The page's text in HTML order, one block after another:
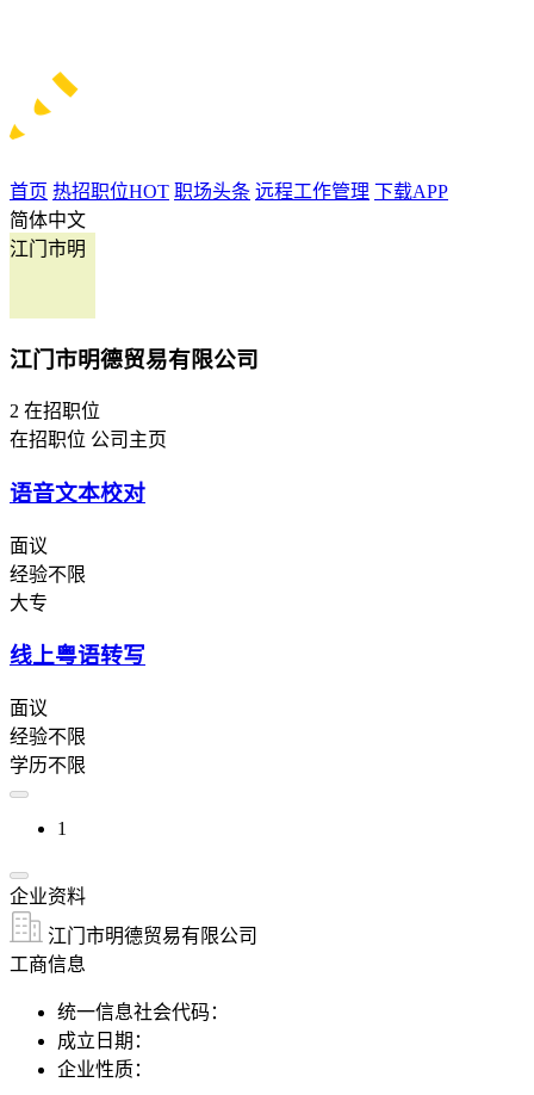
首页 热招职位HOT 职场头条 远程工作管理 下载APP
简体中文
江门市明
江门市明德贸易有限公司
2 在招职位
在招职位 公司主页
语音文本校对
面议
经验不限
大专
线上粤语转写
面议
经验不限
学历不限
1
企业资料
江门市明德贸易有限公司
工商信息
统一信息社会代码：
成立日期：
企业性质：